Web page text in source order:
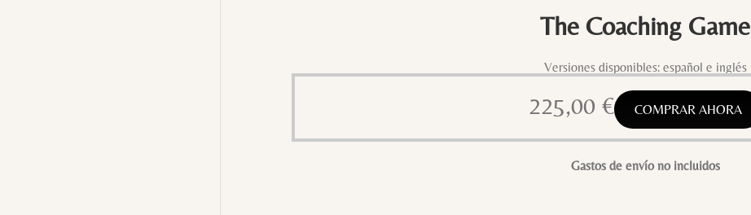
The Coaching Game
Versiones disponibles: español e inglés
225,00 € COMPRAR AHORA
Gastos de envío no incluidos